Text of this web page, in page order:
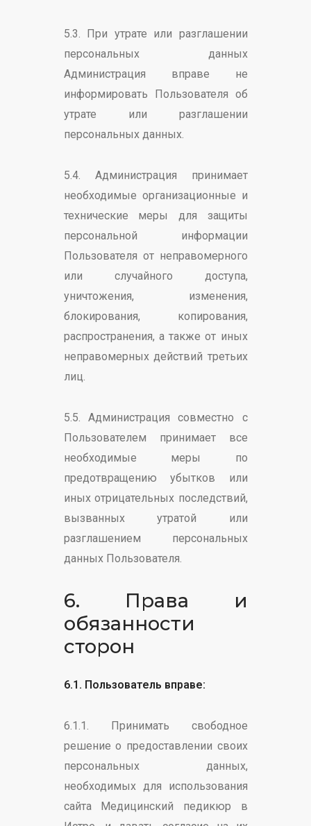
5.3. При утрате или разглашении
персональных данных
Администрация вправе не
информировать Пользователя об
утрате или разглашении
персональных данных.
5.4. Администрация принимает
необходимые организационные и
технические меры для защиты
персональной информации
Пользователя от неправомерного
или случайного доступа,
уничтожения, изменения,
блокирования, копирования,
распространения, а также от иных
неправомерных действий третьих
лиц.
5.5. Администрация совместно с
Пользователем принимает все
необходимые меры по
предотвращению убытков или
иных отрицательных последствий,
вызванных утратой или
разглашением персональных
данных Пользователя.
6. Права и
обязанности
сторон
6.1. Пользователь вправе:
6.1.1. Принимать свободное
решение о предоставлении своих
персональных данных,
необходимых для использования
сайта Медицинский педикюр в